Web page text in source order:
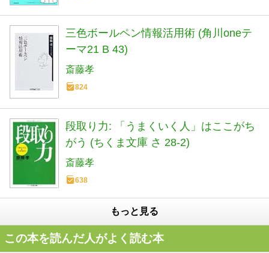
三色ボールペン情報活用術 (角川oneテ
ーマ21 B 43)
斎藤孝
824
段取り力: 「うまくいく人」はここがち
がう (ちくま文庫 さ 28-2)
斎藤孝
638
もっと見る
この本を読んだ人がよく読む本